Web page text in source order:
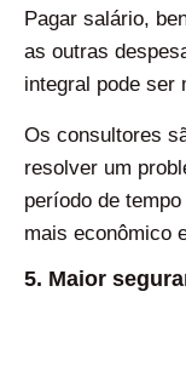
Pagar salário,
as outras
integral pode ser
Os consultores
resolver um
período de
mais econômico
5. Maior